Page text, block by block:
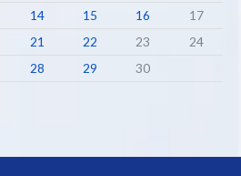
14 15 16
17
21 22 23
24
28 29 30